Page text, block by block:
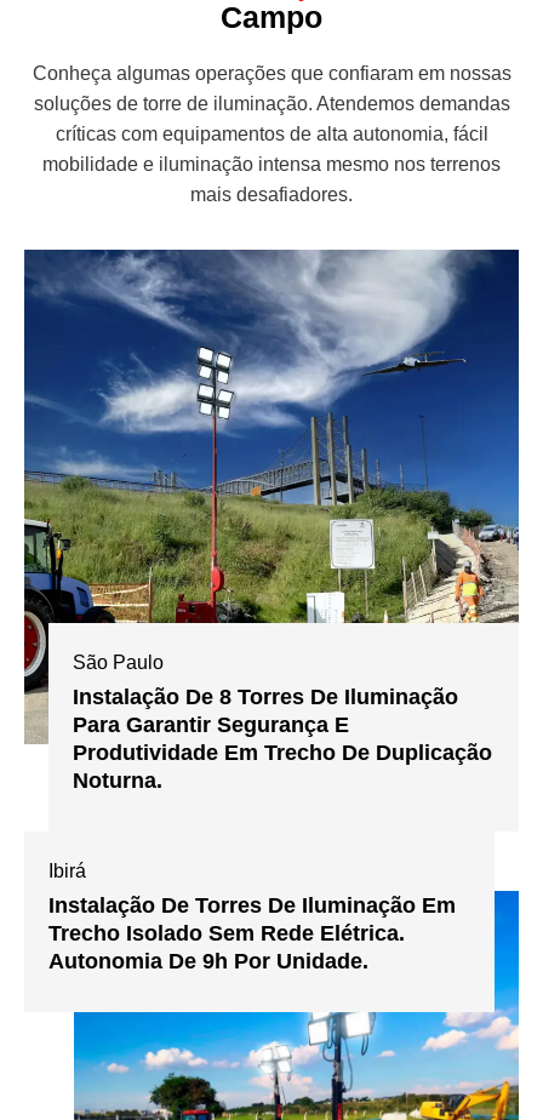
Campo
Conheça algumas operações que confiaram em nossas
soluções de torre de iluminação. Atendemos demandas
críticas com equipamentos de alta autonomia, fácil
mobilidade e iluminação intensa mesmo nos terrenos
mais desafiadores.
São Paulo
Instalação De 8 Torres De Iluminação
Para Garantir Segurança E
Produtividade Em Trecho De Duplicação
Noturna.
Ibirá
Instalação De Torres De Iluminação Em
Trecho Isolado Sem Rede Elétrica.
Autonomia De 9h Por Unidade.